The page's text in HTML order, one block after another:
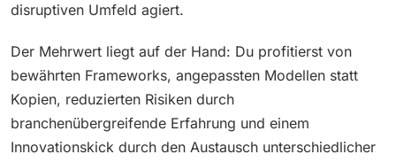
disruptiven Umfeld agiert.
Der Mehrwert liegt auf der Hand: Du profitierst von
bewährten Frameworks, angepassten Modellen statt
Kopien, reduzierten Risiken durch
branchenübergreifende Erfahrung und einem
Innovationskick durch den Austausch unterschiedlicher